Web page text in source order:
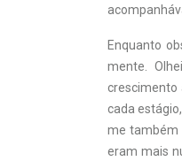
Enquanto
mente.
crescimento
cada
me também
eram mais